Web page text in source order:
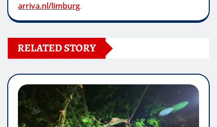
arriva.nl/limburg.
RELATED STORY